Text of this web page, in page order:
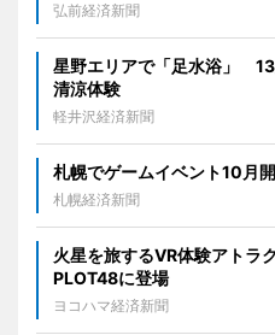
弘前経済新聞
星野エリアで「足水浴」
清涼体験
軽井沢経済新聞
札幌でゲームイベント10月
札幌経済新聞
火星を旅するVR体験アト
PLOT48に登場
ヨコハマ経済新聞